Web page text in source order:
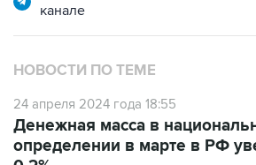
НОВОСТИ ПО ТЕМЕ
24 апреля 2024 года 18:55
определении в марте в РФ
0,2%